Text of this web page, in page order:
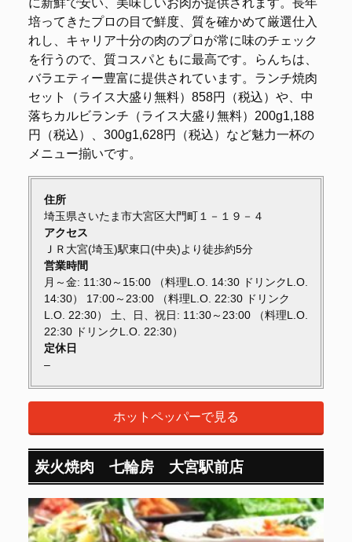
培ってきたプロの目で鮮度、質を確かめて厳選仕入
れし、キャリア十分の肉のプロが常に味のチェック
を行うので、質コスパともに最高です。らんちは、
バラエティー豊富に提供されています。ランチ焼肉
セット（ライス大盛り無料）858円（税込）や、中
落ちカルビランチ（ライス大盛り無料）200g1,188
円（税込）、300g1,628円（税込）など魅力一杯の
メニュー揃いです。
住所
埼玉県さいたま市大宮区大門町１－１９－４
アクセス
ＪＲ大宮(埼玉)駅東口(中央)より徒歩約5分
営業時間
月～金: 11:30～15:00 （料理L.O. 14:30 ドリンクL.O.
14:30） 17:00～23:00 （料理L.O. 22:30 ドリンク
L.O. 22:30） 土、日、祝日: 11:30～23:00 （料理L.O.
22:30 ドリンクL.O. 22:30）
定休日
–
ホットペッパーで見る
炭火焼肉 七輪房 大宮駅前店